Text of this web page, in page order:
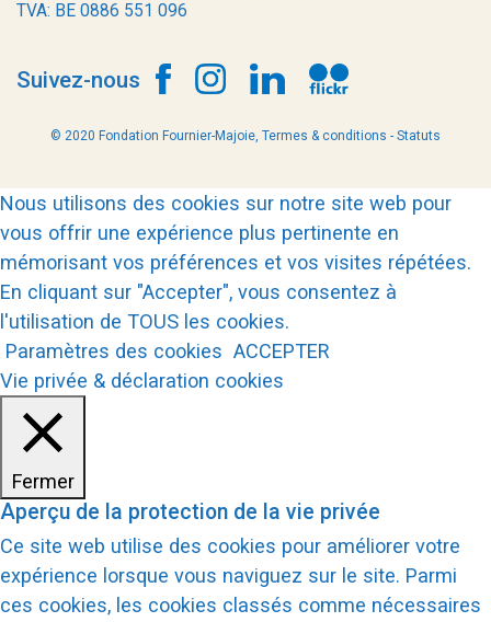
TVA: BE 0886 551 096
Suivez-nous
© 2020 Fondation Fournier-Majoie, Termes & conditions - Statuts
Nous utilisons des cookies sur notre site web pour
vous offrir une expérience plus pertinente en
mémorisant vos préférences et vos visites répétées.
En cliquant sur "Accepter", vous consentez à
l'utilisation de TOUS les cookies.
Paramètres des cookies ACCEPTER
Vie privée & déclaration cookies
Fermer
Aperçu de la protection de la vie privée
Ce site web utilise des cookies pour améliorer votre
expérience lorsque vous naviguez sur le site. Parmi
ces cookies, les cookies classés comme nécessaires